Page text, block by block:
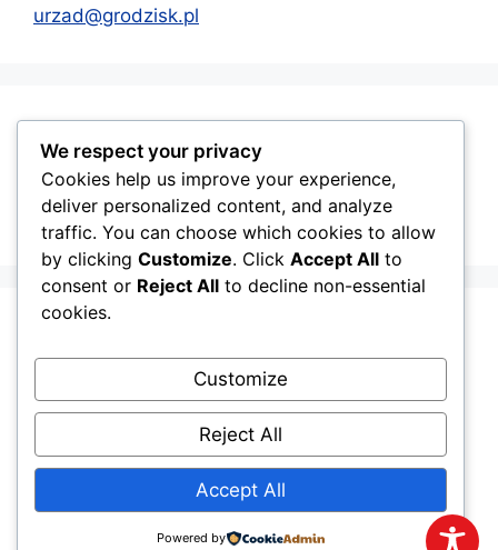
urzad@grodzisk.pl
We respect your privacy
Cookies help us improve your experience,
deliver personalized content, and analyze
traffic. You can choose which cookies to allow
by clicking Customize. Click Accept All to
consent or Reject All to decline non-essential
cookies.
Customize
Reject All
Accept All
Powered by